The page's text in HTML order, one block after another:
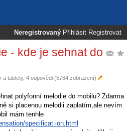
Neregistrovaný Přihlásit Registrovat
- kde je sehnat do
a tablety, 4 odpovědi (5764 zobrazení)
polyfonní melodie do mobilu? Zdarma
si placenou melodii zaplatím,ale nevím
mám tenhle
specificat ion.html